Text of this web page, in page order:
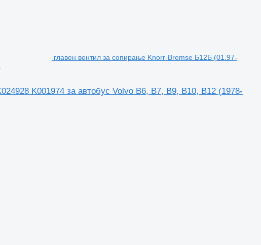
главен вентил за сопирање Knorr-Bremse Б12Б (01.97-
K001974 за автобус Volvo B6, B7, B9, B10, B12 (1978-